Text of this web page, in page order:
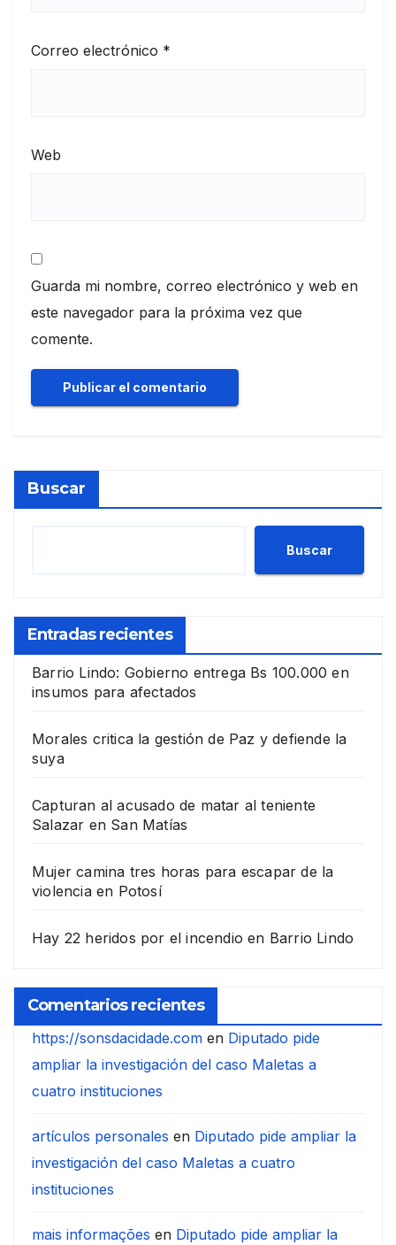
Correo electrónico *
Web
Guarda mi nombre, correo electrónico y web en
este navegador para la próxima vez que
comente.
Buscar
Buscar
Entradas recientes
Barrio Lindo: Gobierno entrega Bs 100.000 en
insumos para afectados
Morales critica la gestión de Paz y defiende la
suya
Capturan al acusado de matar al teniente
Salazar en San Matías
Mujer camina tres horas para escapar de la
violencia en Potosí
Hay 22 heridos por el incendio en Barrio Lindo
Comentarios recientes
https://sonsdacidade.com en Diputado pide
ampliar la investigación del caso Maletas a
cuatro instituciones
artículos personales en Diputado pide ampliar la
investigación del caso Maletas a cuatro
instituciones
mais informações en Diputado pide ampliar la